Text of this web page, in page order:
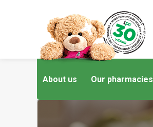
About us Our pharmacies